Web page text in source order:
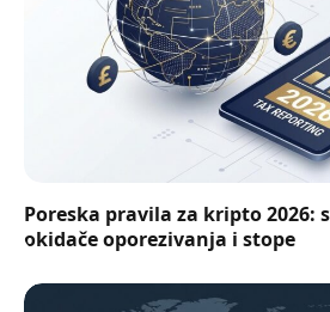
Poreska pravila za kripto 2026:
okidače oporezivanja i stope